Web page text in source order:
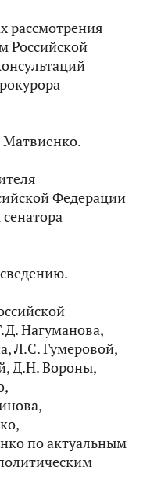
рассмотрения
Российской
Федерации
Нагуманова,
Л.С. Гумеровой,
Д.Н. Вороны,
по актуальным